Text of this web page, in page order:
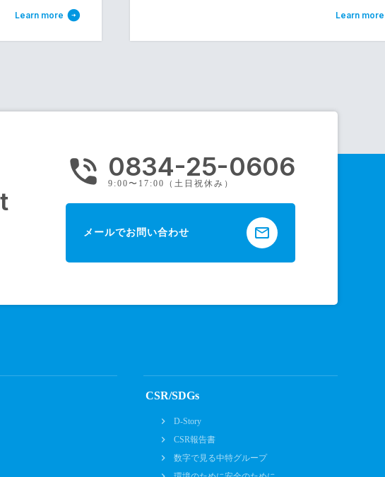
Learn more Learn more
phone_in_talk 0834-25-0606
9:00〜17:00（土日祝休み）
メールでお問い合わせ mail_outline
CSR/SDGs
D-Story
CSR報告書
数字で見る中特グループ